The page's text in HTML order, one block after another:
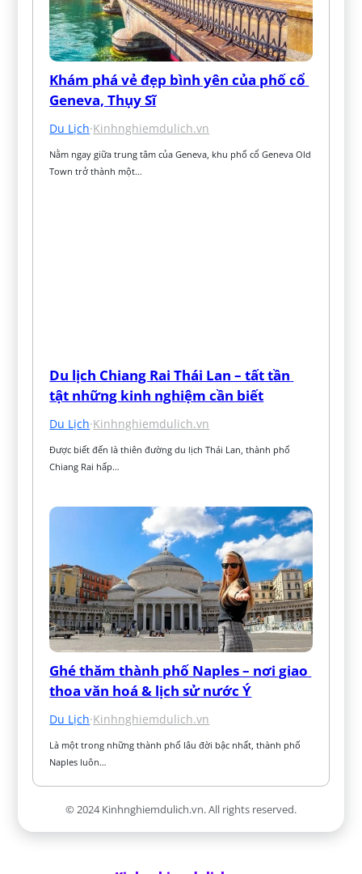
Khám phá vẻ đẹp bình yên của phố cổ
Geneva, Thụy Sĩ
Du Lịch·Kinhnghiemdulich.vn
Nằm ngay giữa trung tâm của Geneva, khu phố cổ Geneva Old
Town trở thành một…
Du lịch Chiang Rai Thái Lan – tất tần
tật những kinh nghiệm cần biết
Du Lịch·Kinhnghiemdulich.vn
Được biết đến là thiên đường du lịch Thái Lan, thành phố
Chiang Rai hấp…
Ghé thăm thành phố Naples – nơi giao
thoa văn hoá & lịch sử nước Ý
Du Lịch·Kinhnghiemdulich.vn
Là một trong những thành phố lâu đời bậc nhất, thành phố
Naples luôn…
© 2024 Kinhnghiemdulich.vn. All rights reserved.